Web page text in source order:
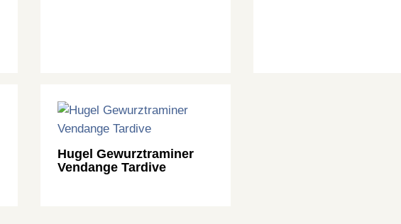
Hugel Gewurztraminer
Vendange Tardive